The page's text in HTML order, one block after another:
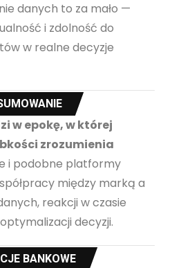
danych to za mało —
i zdolność do
w realne decyzje
w epokę, w której
zrozumienia
i podobne platformy
między marką a
reakcji w czasie
decyzji.
BANKOWE